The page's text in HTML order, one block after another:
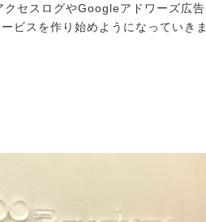
セスログやGoogleアドワーズ広告
ビスを作り始めようになっていきま